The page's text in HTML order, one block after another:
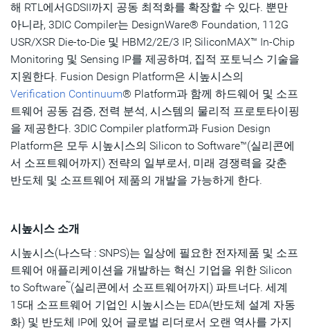
해 RTL에서GDSII까지 공동 최적화를 확장할 수 있다. 뿐만
아니라, 3DIC Compiler는 DesignWare® Foundation, 112G
USR/XSR Die-to-Die 및 HBM2/2E/3 IP, SiliconMAX™ In-Chip
Monitoring 및 Sensing IP를 제공하며, 집적 포토닉스 기술을
지원한다. Fusion Design Platform은 시높시스의
Verification Continuum® Platform과 함께 하드웨어 및 소프
트웨어 공동 검증, 전력 분석, 시스템의 물리적 프로토타이핑
을 제공한다. 3DIC Compiler platform과 Fusion Design
Platform은 모두 시높시스의 Silicon to Software™(실리콘에
서 소프트웨어까지) 전략의 일부로서, 미래 경쟁력을 갖춘
반도체 및 소프트웨어 제품의 개발을 가능하게 한다.
시높시스 소개
시높시스(나스닥 : SNPS)는 일상에 필요한 전자제품 및 소프
트웨어 애플리케이션을 개발하는 혁신 기업을 위한 Silicon
to Software™(실리콘에서 소프트웨어까지) 파트너다. 세계
15대 소프트웨어 기업인 시높시스는 EDA(반도체 설계 자동
화) 및 반도체 IP에 있어 글로벌 리더로서 오랜 역사를 가지